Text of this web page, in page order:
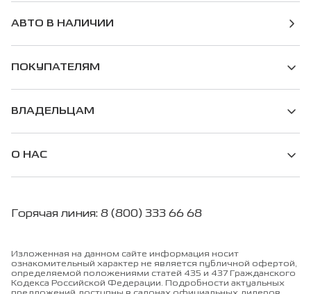
АВТО В НАЛИЧИИ
ПОКУПАТЕЛЯМ
ВЛАДЕЛЬЦАМ
О НАС
Горячая линия: 8 (800) 333 66 68
Изложенная на данном сайте информация носит
ознакомительный характер не является публичной офертой,
определяемой положениями статей 435 и 437 Гражданского
Кодекса Российской Федерации. Подробности актуальных